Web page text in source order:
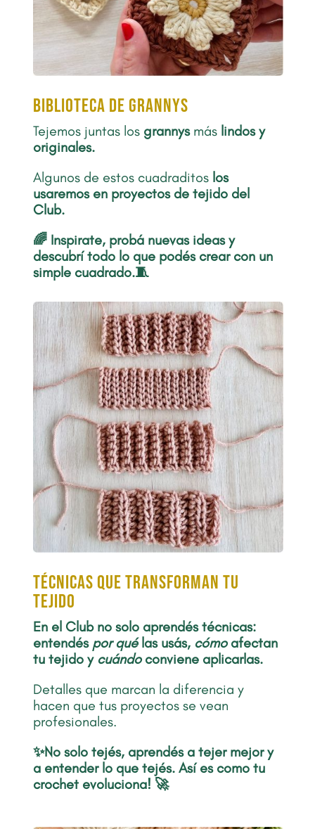
biblioteca de grannys
Tejemos juntas los grannys más lindos y
originales.
Algunos de estos cuadraditos los
usaremos en proyectos de tejido del
Club.
🌈 Inspirate, probá nuevas ideas y
descubrí todo lo que podés crear con un
simple cuadrado.🧵
Técnicas que transforman tu
tejido
En el Club no solo aprendés técnicas:
entendés por quélas usás, cómoafectan
tu tejido y cuándoconviene aplicarlas.
Detalles que marcan la diferencia y
hacen que tus proyectos se vean
profesionales.
✨No solo tejés, aprendés a tejer mejor y
a entender lo que tejés. Así es comotu
crochet evoluciona! 🚀